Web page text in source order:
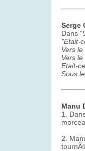
Serge
Dans
"Etait-
Vers
Vers
Etait-
Sous
Manu
1.
2.